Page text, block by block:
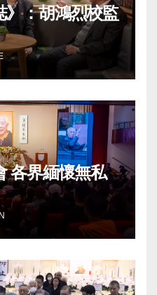
》：胡鴻烈校監
各界緬懷無私